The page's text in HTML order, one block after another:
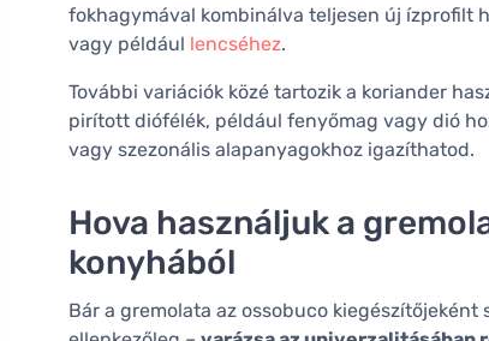
fokhagymával kombinálva teljesen új ízprofilt
vagy például lencséhez.
További variációk közé tartozik a koriander
pirított diófélék, például fenyőmag vagy dió
vagy szezonális alapanyagokhoz igazíthatod.
Hova használjuk a
konyhából
Bár a gremolata az ossobuco